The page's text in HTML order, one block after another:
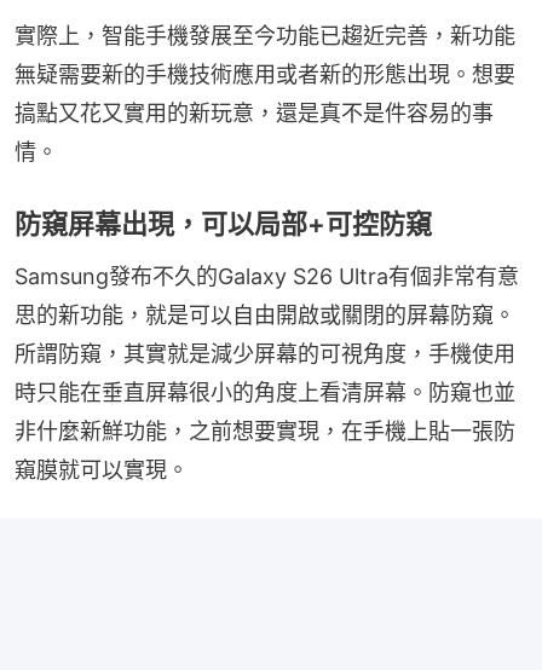
實際上，智能手機發展至今功能已趨近完善，新功能
無疑需要新的手機技術應用或者新的形態出現。想要
搞點又花又實用的新玩意，還是真不是件容易的事
情。
防窺屏幕出現，可以局部+可控防窺
Samsung發布不久的Galaxy S26 Ultra有個非常有意
思的新功能，就是可以自由開啟或關閉的屏幕防窺。
所謂防窺，其實就是減少屏幕的可視角度，手機使用
時只能在垂直屏幕很小的角度上看清屏幕。防窺也並
非什麼新鮮功能，之前想要實現，在手機上貼一張防
窺膜就可以實現。